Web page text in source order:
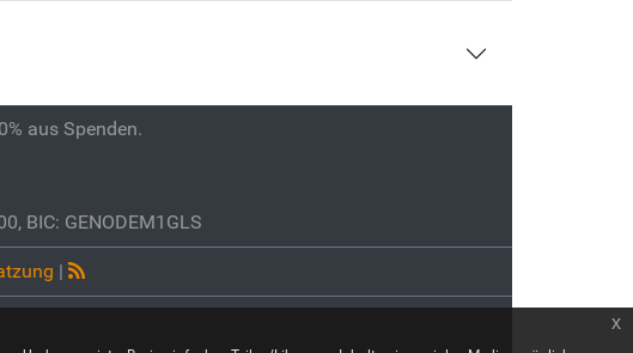
aus Spenden.
BIC: GENODEM1GLS
|
x